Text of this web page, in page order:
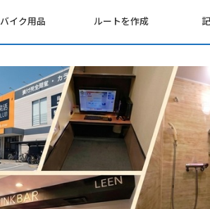
バイク用品 ルートを作成